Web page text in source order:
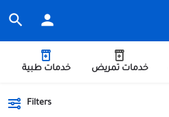
خدمات تمريض خدمات طبية
Filters